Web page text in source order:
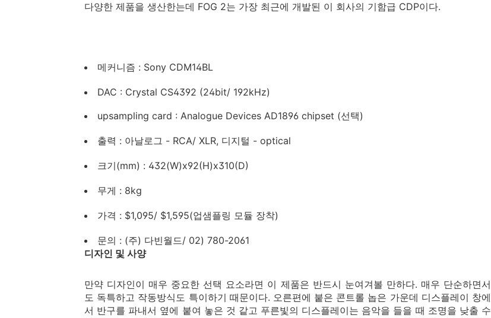
다양한 제품을 생산한는데 FOG 2는 가장 최근에 개발된 이 회사의 기함급 CDP이다.
메커니즘 : Sony CDM14BL
DAC : Crystal CS4392 (24bit/ 192kHz)
upsampling card : Analogue Devices AD1896 chipset (선택)
출력 : 아날로그 - RCA/ XLR, 디지털 - optical
크기(mm) : 432(W)x92(H)x310(D)
무게 : 8kg
가격 : $1,095/ $1,595(업샘플링 모듈 장착)
문의 : (주) 다빈월드/ 02) 780-2061
디자인 및 사양
만약 디자인이 매우 중요한 선택 요소라면 이 제품은 반드시 눈여겨볼 만하다. 매우 단순하면서
도 독특하고 작동방식도 특이하기 때문이다. 오른편에 붙은 콘트롤 놉은 가운데 디스플레이 창에
서 반구를 파내서 옆에 붙여 놓은 것 같고 푸른빛의 디스플레이는 음악을 들을 때 조명을 낮출 수